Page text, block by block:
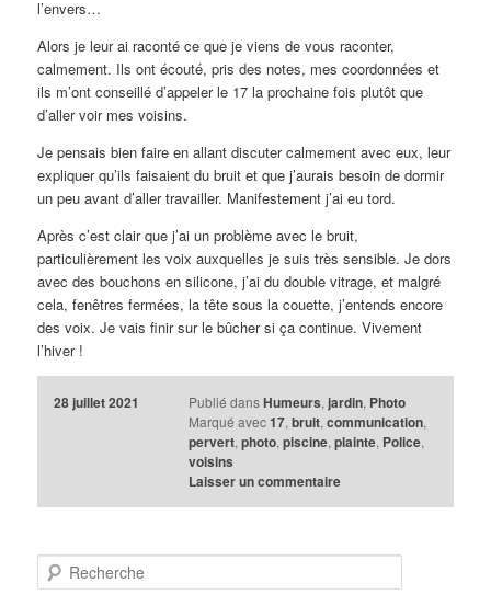
l’envers…
Alors je leur ai raconté ce que je viens de vous raconter,
calmement. Ils ont écouté, pris des notes, mes coordonnées et
ils m’ont conseillé d’appeler le 17 la prochaine fois plutôt que
d’aller voir mes voisins.
Je pensais bien faire en allant discuter calmement avec eux, leur
expliquer qu’ils faisaient du bruit et que j’aurais besoin de dormir
un peu avant d’aller travailler. Manifestement j’ai eu tord.
Après c’est clair que j’ai un problème avec le bruit,
particulièrement les voix auxquelles je suis très sensible. Je dors
avec des bouchons en silicone, j’ai du double vitrage, et malgré
cela, fenêtres fermées, la tête sous la couette, j’entends encore
des voix. Je vais finir sur le bûcher si ça continue. Vivement
l’hiver !
28 juillet 2021 Publié dans Humeurs,jardin, Photo
Marqué avec 17,bruit,communication,
pervert,photo,piscine,plainte, Police,
voisins
Laisser un commentaire
e